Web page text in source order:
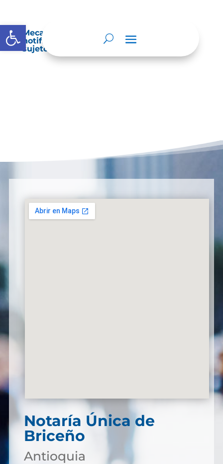
Abrir barra de herramientas
Mecanismos internos de supervisión,
notificación y vigilancia pertinente del
sujeto obligado
Notaría Única de
Briceño
Antioquia